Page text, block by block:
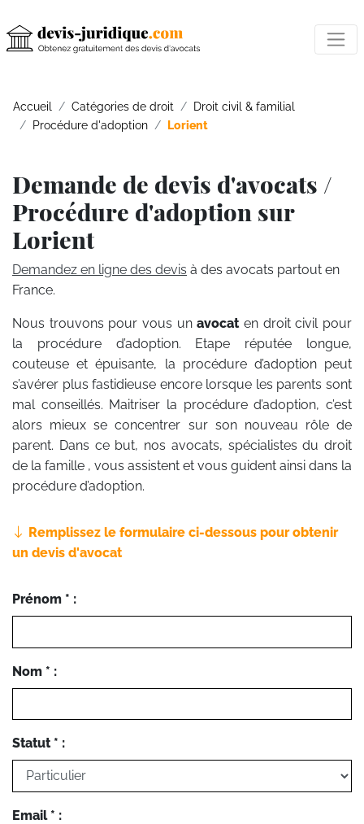
Accueil Catégories de droit
Droit civil & familial
Procédure d'adoption
Lorient
Demande de devis d'avocats /
Procédure d'adoption sur
Lorient
Demandez en ligne des devis à des avocats partout en
France.
Nous trouvons pour vous unavocaten droit civil pour
la procédure d’adoption. Etape réputée longue,
couteuse et épuisante, la procédure d’adoption peut
s’avérer plus fastidieuse encore lorsque les parents sont
mal conseillés. Maitriser la procédure d’adoption, c’est
alors mieux se concentrer sur son nouveau rôle de
parent. Dans ce but, nos avocats, spécialistes du droit
de la famille , vous assistent et vous guident ainsi dans la
procédure d’adoption.
Remplissez le formulaire ci-dessous pour obtenir
un devis d'avocat
Prénom * :
Nom * :
Statut * :
Email * :